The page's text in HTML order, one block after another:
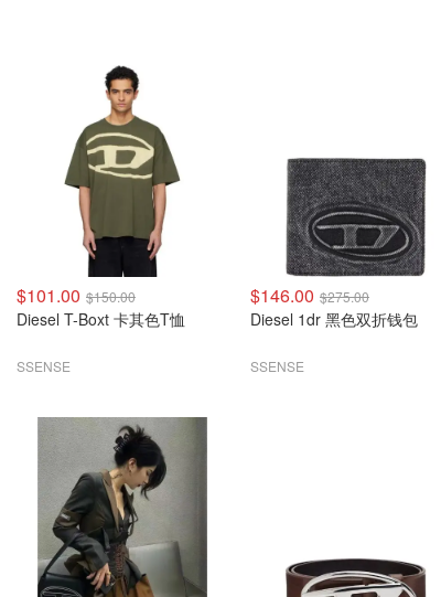
$101.00 $150.00
Diesel T-Boxt 卡其色T恤
SSENSE
$146.00 $275.00
Diesel 1dr 黑色双折钱包
SSENSE